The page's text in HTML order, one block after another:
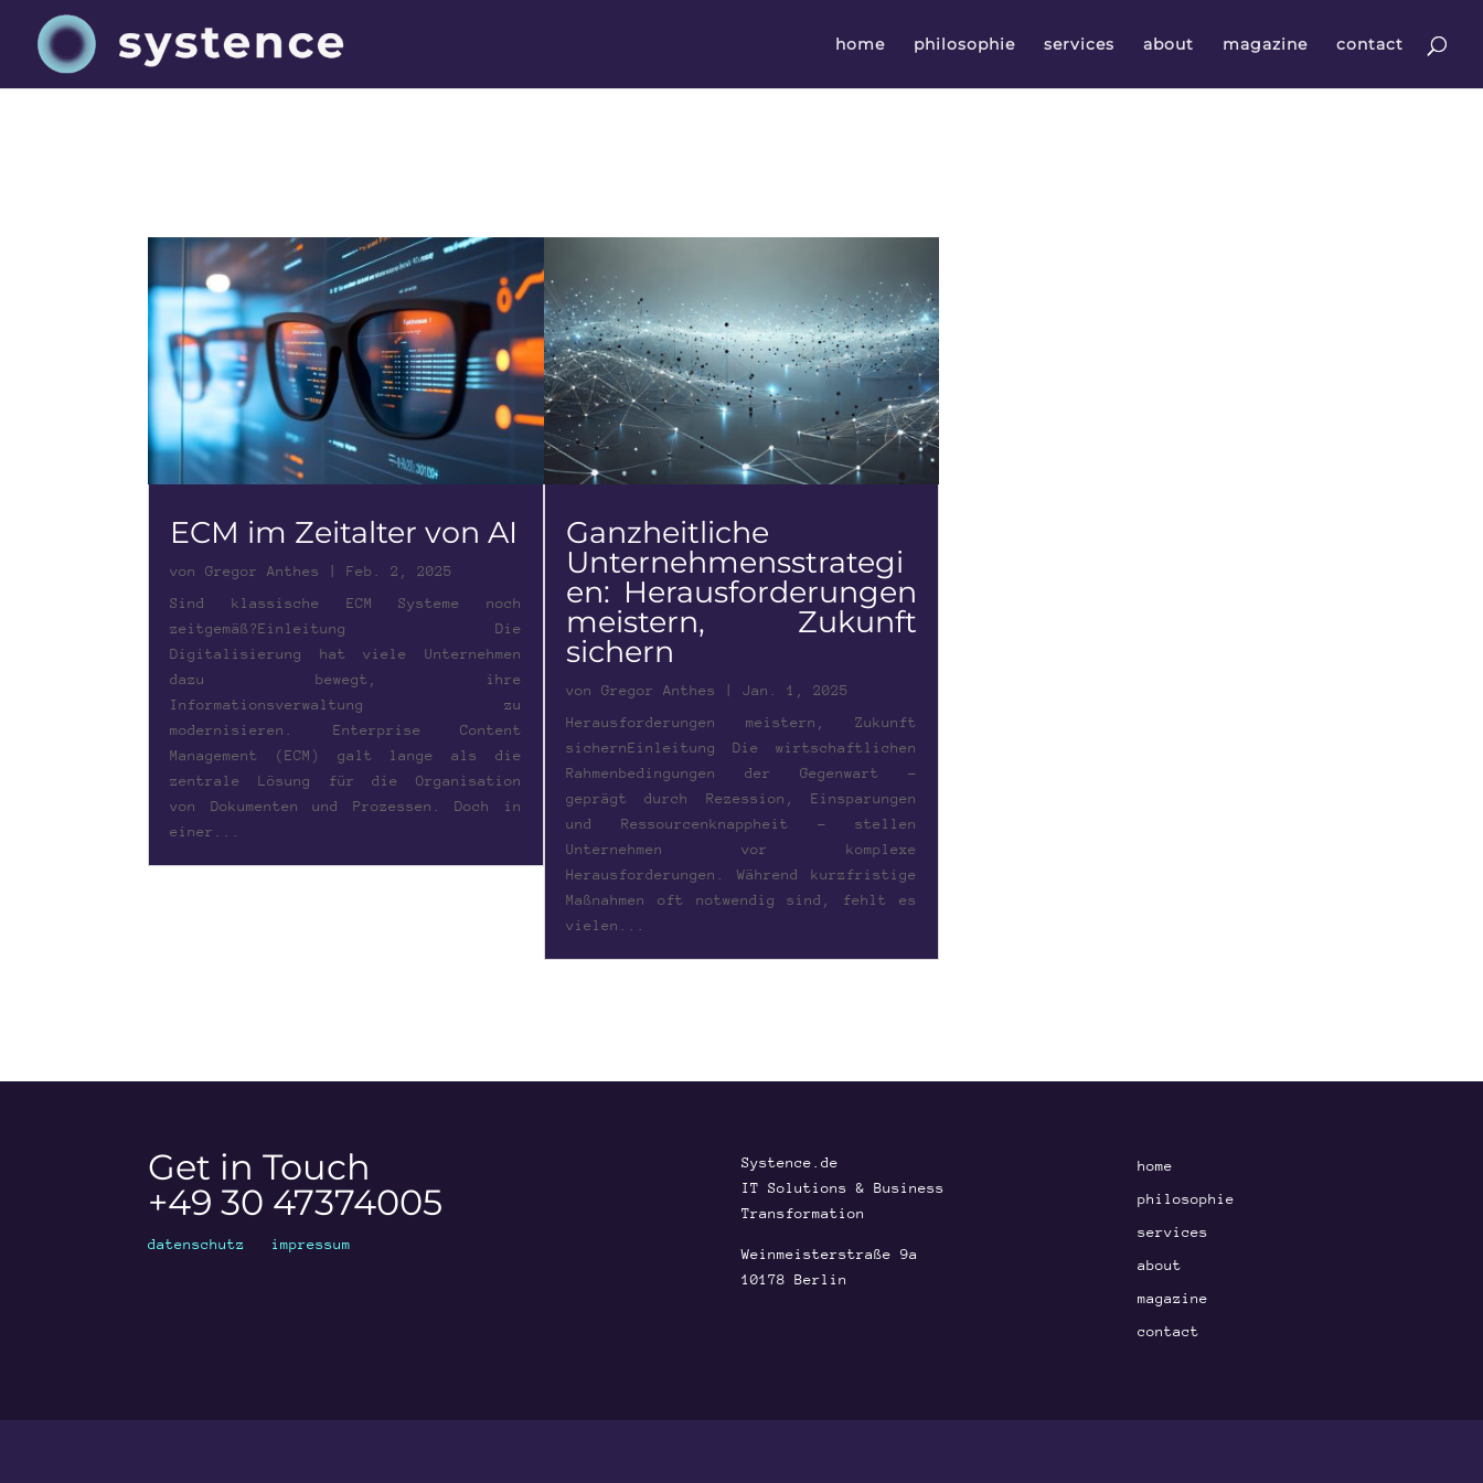
home philosophie services about magazine contact
ECM im Zeitalter von AI
vonGregor Anthes |Feb. 2, 2025
Sind klassische ECM Systeme noch
zeitgemäß?Einleitung Die
Digitalisierung hat viele Unternehmen
dazu bewegt, ihre
Informationsverwaltung zu
modernisieren. Enterprise Content
Management (ECM) galt lange als die
zentrale Lösung für die Organisation
von Dokumenten und Prozessen. Doch in
einer...
Ganzheitliche
Unternehmensstrategi
en: Herausforderungen
meistern, Zukunft
sichern
von Gregor Anthes | Jan. 1, 2025
Herausforderungen meistern, Zukunft
sichernEinleitung Die wirtschaftlichen
Rahmenbedingungen der Gegenwart –
geprägt durch Rezession, Einsparungen
und Ressourcenknappheit – stellen
Unternehmen vor komplexe
Herausforderungen. Während kurzfristige
Maßnahmen oft notwendig sind, fehlt es
vielen...
Get in Touch
+49 30 47374005
datenschutz impressum
Systence.de
IT Solutions & Business
Transformation
Weinmeisterstraße 9a
10178 Berlin
home
philosophie
services
about
magazine
contact